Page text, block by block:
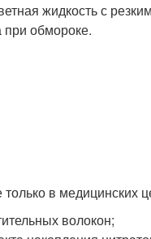
жидкость с
при обмороке.
в медицинских
волокон;